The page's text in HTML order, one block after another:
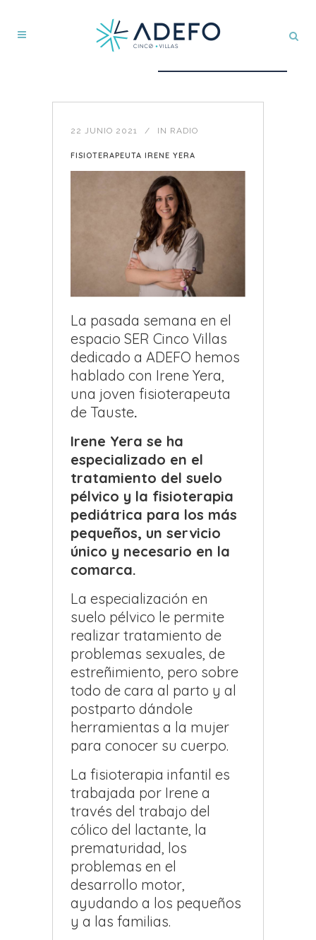
22 JUNIO 2021 IN RADIO
FISIOTERAPEUTA IRENE YERA
La pasada semana en el
espacio SER Cinco Villas
dedicado a ADEFO hemos
hablado con Irene Yera,
una joven fisioterapeuta
de Tauste.
Irene Yera se ha
especializado en el
tratamiento del suelo
pélvico y la fisioterapia
pediátrica para los más
pequeños, un servicio
único y necesario en la
comarca.
La especialización en
suelo pélvico le permite
realizar tratamiento de
problemas sexuales, de
estreñimiento, pero sobre
todo de cara al parto y al
postparto dándole
herramientas a la mujer
para conocer su cuerpo.
La fisioterapia infantil es
trabajada por Irene a
través del trabajo del
cólico del lactante, la
prematuridad, los
problemas en el
desarrollo motor,
ayudando a los pequeños
y a las familias.